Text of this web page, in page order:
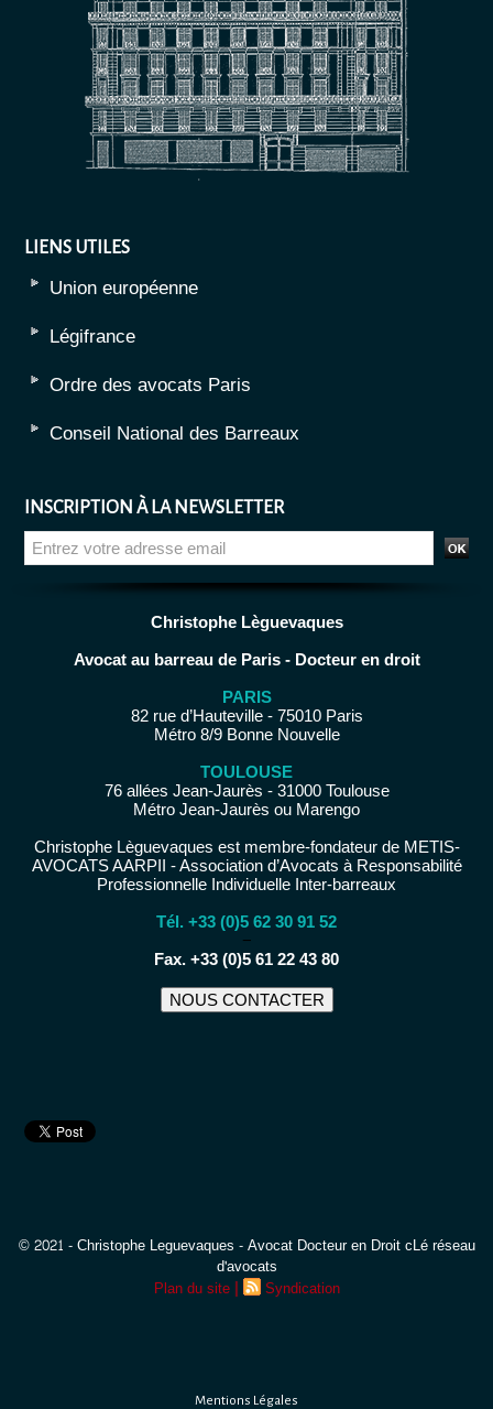
LIENS UTILES
Union européenne
Légifrance
Ordre des avocats Paris
Conseil National des Barreaux
INSCRIPTION À LA NEWSLETTER
Christophe Lèguevaques
Avocat au barreau de Paris - Docteur en droit
PARIS
82 rue d’Hauteville - 75010 Paris
Métro 8/9 Bonne Nouvelle
TOULOUSE
76 allées Jean-Jaurès - 31000 Toulouse
Métro Jean-Jaurès ou Marengo
Christophe Lèguevaques est membre-fondateur de METIS-
AVOCATS AARPII - Association d’Avocats à Responsabilité
Professionnelle Individuelle Inter-barreaux
Tél. +33 (0)5 62 30 91 52
−
Fax. +33 (0)5 61 22 43 80
NOUS CONTACTER
© 2021 - Christophe Leguevaques - Avocat Docteur en Droit cLé réseau
d'avocats
Plan du site | Syndication
Mentions Légales